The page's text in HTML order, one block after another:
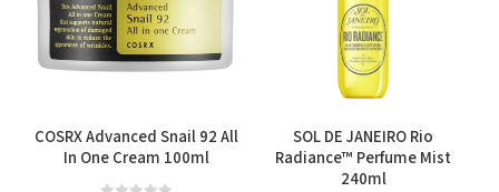
SOL DE JANEIRO Rio
Radiance™ Perfume Mist
240ml
COSRX Advanced Snail 92 All
In One Cream 100ml